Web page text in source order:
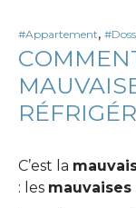
#Appartement,
C’est la
: les